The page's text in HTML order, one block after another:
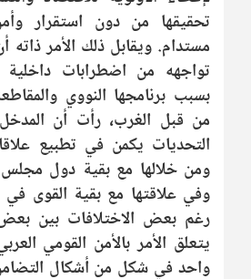
تحقيقها من دون استقرار
مستدام. ويقابل ذلك الأمر ذاته
تواجهه من اضطرابات
بسبب برنامجها النووي
من قبل الغرب، رأت أن
التحديات يكمن في تطبيع
ومن خلالها مع بقية دول مجلس
وفي علاقتها مع بقية القوى في
رغم بعض الاختلافات بين
يتعلق الأمر بالأمن القومي
واحد في شكل من أشكال